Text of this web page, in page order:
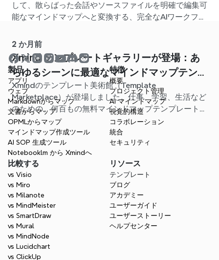
して、散らばった会話やソースファイルを明確で編集可
能なマインドマップへと変換する、完全なAIワークフロ
2 か月前
Xmind テンプレートギャラリーが登場：あ
らゆるシーンに最適なマインドマップテンプ
レートが見つかります
Xmindのテンプレート美術館（Template
Marketplace）が登場しました。仕事、学習、生活など
のための、何百もの無料マインドマップテンプレートが
用意されています。最適なスタート地点を見つけ、白紙
から始める手間を省きましょう。
製品
アプリ
ウェブ
Markdownからマップ
文書からマップ
OPMLからマップ
マインドマップ作成ツール
AI SOP 生成ツール
Notebooklm から Xmindへ
特徴
概要
プロジェクト管理
AI マインドマップ
視覚的構造
コラボレーション
統合
セキュリティ
比較する
vs Visio
vs Miro
vs Milanote
vs MindMeister
vs SmartDraw
vs Mural
vs MindNode
vs Lucidchart
vs ClickUp
リソース
テンプレート
ブログ
アカデミー
ユーザーガイド
ユーザーストーリー
ヘルプセンター